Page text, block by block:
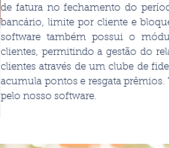
de fatura no fechamento do
bancário, limite por cliente e
software também possui o
clientes, permitindo a gestão do
clientes através de um clube de
acumula pontos e resgata
pelo nosso software.